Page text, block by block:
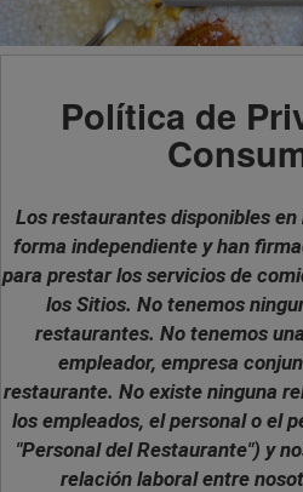
Política de
Los restaurantes disponibles
forma independiente y han
para prestar los servicios de
los Sitios. No tenemos
restaurantes. No tenemos
empleador, empresa
restaurante. No existe ninguna
los empleados, el personal o el
"Personal del Restaurante") y
relación laboral entre